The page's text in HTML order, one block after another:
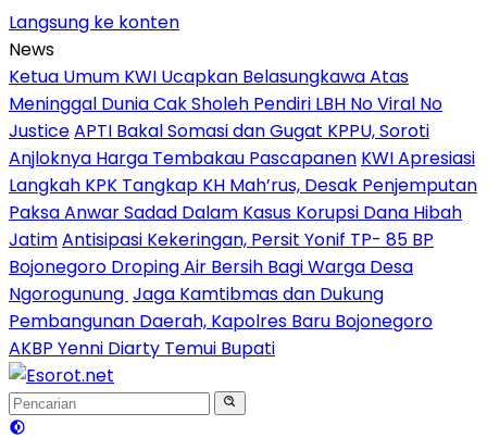
Langsung ke konten
News
Ketua Umum KWI Ucapkan Belasungkawa Atas
Meninggal Dunia Cak Sholeh Pendiri LBH No Viral No
JusticeAPTI Bakal Somasi dan Gugat KPPU, Soroti
Anjloknya Harga Tembakau Pascapanen KWI Apresiasi
Langkah KPK Tangkap KH Mah’rus, Desak Penjemputan
Paksa Anwar Sadad Dalam Kasus Korupsi Dana Hibah
JatimAntisipasi Kekeringan, Persit Yonif TP- 85 BP
Bojonegoro Droping Air Bersih Bagi Warga Desa
Ngorogunung Jaga Kamtibmas dan Dukung
Pembangunan Daerah, Kapolres Baru Bojonegoro
AKBP Yenni Diarty Temui Bupati